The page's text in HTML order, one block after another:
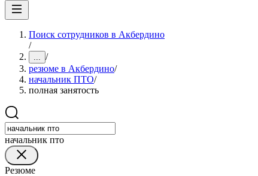
Поиск сотрудников в Акбердино
/
... /
резюме в Акбердино/
начальник ПТО/
полная занятость
начальник пто
Резюме